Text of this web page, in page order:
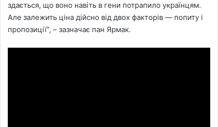
здається, що воно навіть в гени потрапило українцям.
Але залежить ціна дійсно від двох факторів — попиту і
пропозиції”, – зазначає пан Ярмак.